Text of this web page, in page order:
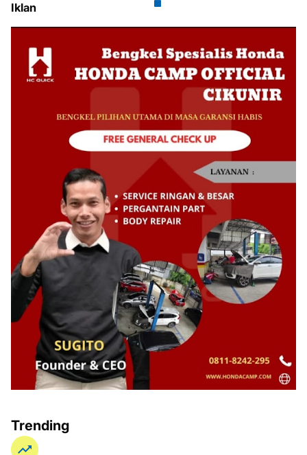
Iklan
Trending